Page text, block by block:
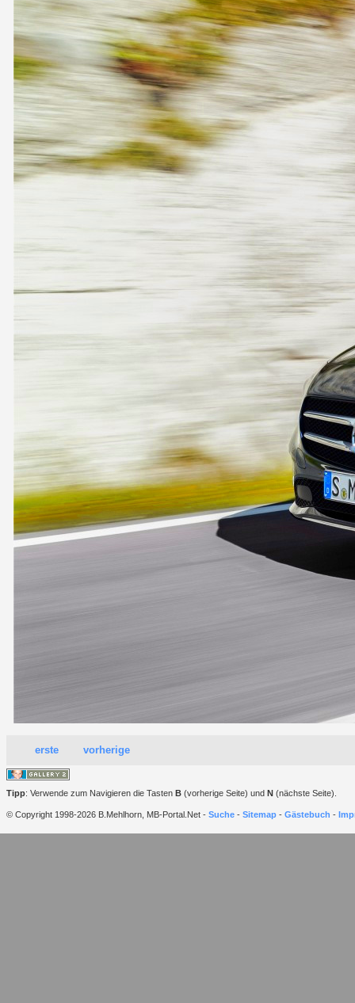
erste vorherige
Tipp: Verwende zum Navigieren die Tasten B (vorherige Seite) und N (nächste Seite).
© Copyright 1998-2026 B.Mehlhorn, MB-Portal.Net - Suche - Sitemap - Gästebuch -